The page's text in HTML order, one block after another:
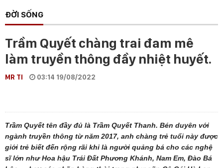
ĐỜI SỐNG
Trầm Quyết chàng trai đam mê
làm truyền thông đầy nhiệt huyết.
MR TI 03:14 19/08/2022
Trầm Quyết tên đầy đủ là Trầm Quyết Thanh. Bén duyên với
ngành truyền thông từ năm 2017, anh chàng trẻ tuổi này được
giới trẻ biết đến rộng rãi khi là người quảng bá cho các nghệ
sĩ lớn như Hoa hậu Trái Đất Phương Khánh, Nam Em, Đào Bá